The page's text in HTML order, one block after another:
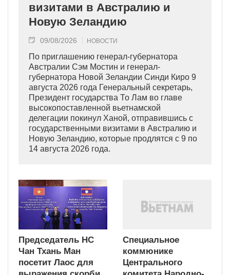
визитами в Австралию и
Новую Зеландию
09/08/2026 НОВОСТИ
По приглашению генерал-губернатора
Австралии Сэм Мостин и генерал-
губернатора Новой Зеландии Синди Киро 9
августа 2026 года Генеральный секретарь,
Президент государства То Лам во главе
высокопоставленной вьетнамской
делегации покинул Ханой, отправившись с
государственными визитами в Австралию и
Новую Зеландию, которые продлятся с 9 по
14 августа 2026 года.
Председатель НС
Чан Тхань Ман
посетит Лаос для
Специальное
коммюнике
Центрального